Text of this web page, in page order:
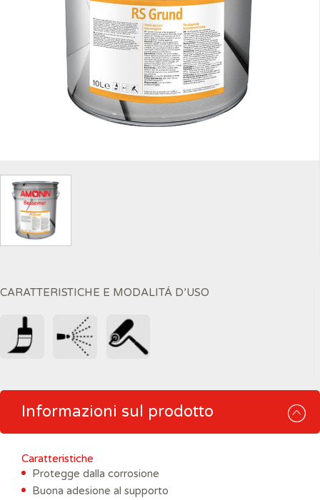
CARATTERISTICHE E MODALITÁ D’USO
Informazioni sul prodotto
Caratteristiche
Protegge dalla corrosione
Buona adesione al supporto